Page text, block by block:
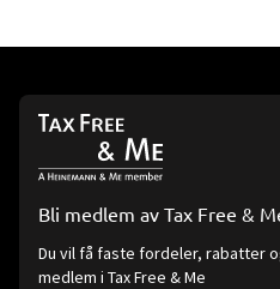
Bli medlem av Tax Free &
Du vil få faste fordeler, rabatter
medlem i Tax Free & Me